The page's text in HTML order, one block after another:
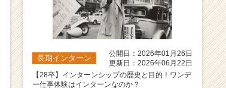
長期インターン
公開日：2026年01月26日
更新日：2026年06月22日
【28卒】インターンシップの歴史と目的！ワンデ
ー仕事体験はインターンなのか？